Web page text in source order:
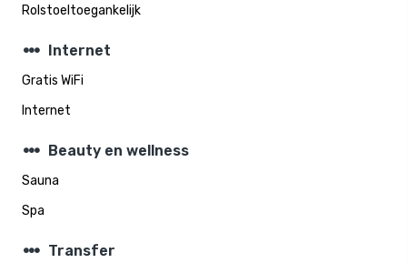
Rolstoeltoegankelijk
steppers Internet
Gratis WiFi
Internet
steppers Beauty en wellness
Sauna
Spa
steppers Transfer